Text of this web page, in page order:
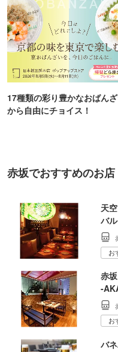
17種類の彩り豊かなおばん
から自由にチョイス！
赤坂でおすすめのお店
天
バ
お
赤
お
バ